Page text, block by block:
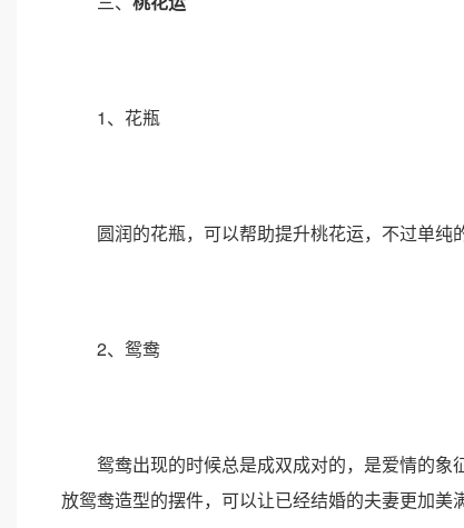
1、花瓶
圆润的花瓶，可以帮助提升桃花运，不过单纯
2、鸳鸯
鸳鸯出现的时候总是成双成对的，是爱情的象
放鸳鸯造型的摆件，可以让已经结婚的夫妻更加美